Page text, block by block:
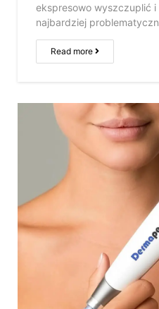
ekspresowo wyszczuplić
najbardziej
Read more